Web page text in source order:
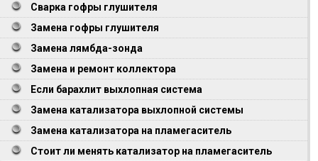
Сварка гофры глушителя
Замена гофры глушителя
Замена лямбда-зонда
Замена и ремонт коллектора
Если барахлит выхлопная система
Замена катализатора выхлопной системы
Замена катализатора на пламегаситель
Стоит ли менять катализатор на пламегаситель